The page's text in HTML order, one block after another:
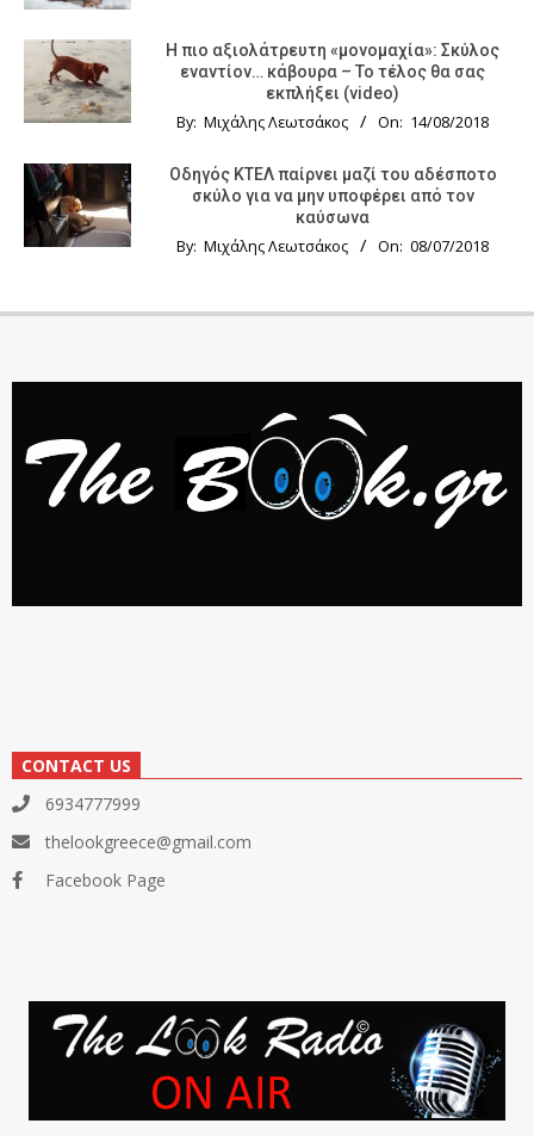
Η πιο αξιολάτρευτη «μονομαχία»: Σκύλος
εναντίον… κάβουρα – Το τέλος θα σας
εκπλήξει (video)
By: Μιχάλης Λεωτσάκος On: 14/08/2018
Οδηγός KTΕΛ παίρνει μαζί του αδέσποτο
σκύλο για να μην υποφέρει από τον
καύσωνα
By: Μιχάλης Λεωτσάκος On: 08/07/2018
CONTACT US
6934777999
thelookgreece@gmail.com
Facebook Page